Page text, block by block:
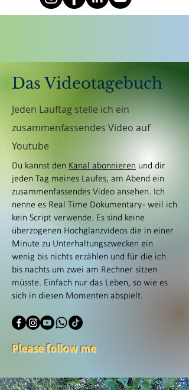
Das Videotagebuch
Jeden Lauftag stelle ich ein
zusammenfassendes Video auf
Youtube
Du kannst den Kanal abonnieren und dir
jeden Tag meines Laufes, am Abend ein
zusammenfassendes Video ansehen. Ich
nenne es Real Time Dokumentary - weil ich
kein Script verwende. Es sind keine
überzogenen Hochglanzvideos die in einer
Minute zu Unterhaltungszwecken ein
wenig bis nichts erzählen und für die ich
bis nachts um zwei am Rechner sitzen
müsste. Einfach nur das Leben, so wie es
sich in diesen Momenten abspielt.
Please follow me